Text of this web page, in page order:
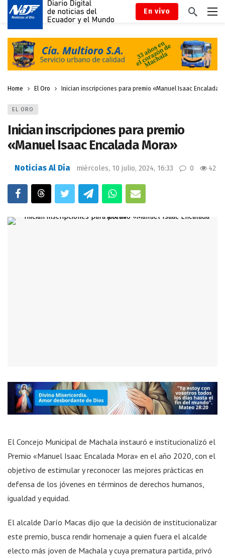
En vivo
Home El Oro Inician inscripciones para premio «Manuel Isaac Encalada
EL ORO
Inician inscripciones para premio
«Manuel Isaac Encalada Mora»
Noticias Al Día miércoles, 10 julio, 2024, 16:33 0 42
El Concejo Municipal de Machala instauró e institucionalizó el
Premio «Manuel Isaac Encalada Mora» en el año 2020, con el
objetivo de estimular y reconocer las mejores prácticas en
defensa de los jóvenes en términos de derechos humanos,
igualdad y equidad.
El alcalde Darío Macas dijo que la decisión de institucionalizar
este premio, busca rendir homenaje a quien fuera el alcalde
electo más joven de Machala y cuya prematura partida, privó